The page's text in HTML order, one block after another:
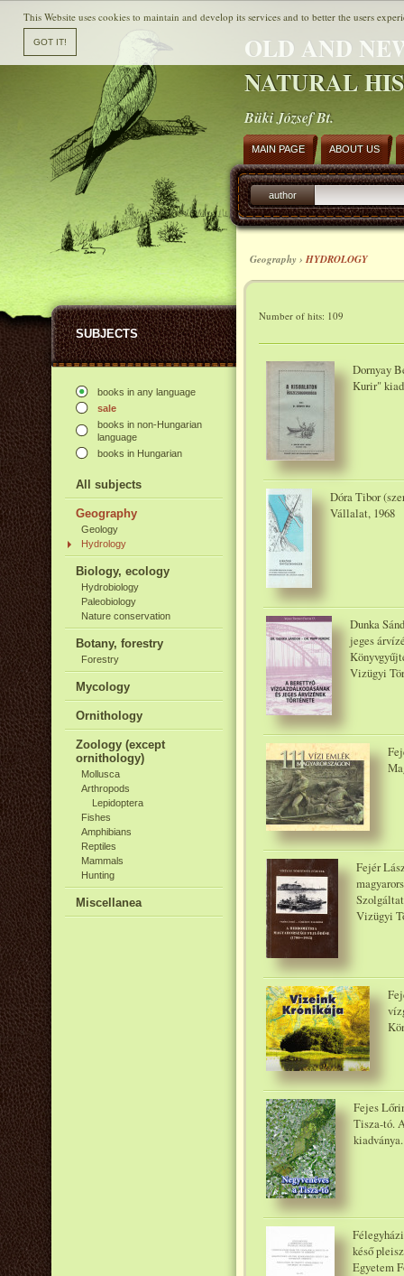
OLD AND
NATURAL
Büki József Bt.
SUBJECTS
books in any language
sale
books in non-Hungarian
language
books in Hungarian
All subjects
Geography
Geology
Hydrology
Biology, ecology
Hydrobiology
Paleobiology
Nature conservation
Botany, forestry
Forestry
Mycology
Ornithology
Zoology (except
ornithology)
Mollusca
Arthropods
Lepidoptera
Fishes
Amphibians
Reptiles
Mammals
Hunting
Miscellanea
MAIN PAGE ABOUT US
author
Geography › HYDROLOGY
Number of hits: 109
Dornyay
Kurir"
Dóra Tibor
Vállalat, 1968
Dunka
jeges
Vizügyi
Fejér
Vizügyi
Fejes
Tisza-tó.
késő
Egyetem
This Website uses cookies to maintain and develop its services and to better the users